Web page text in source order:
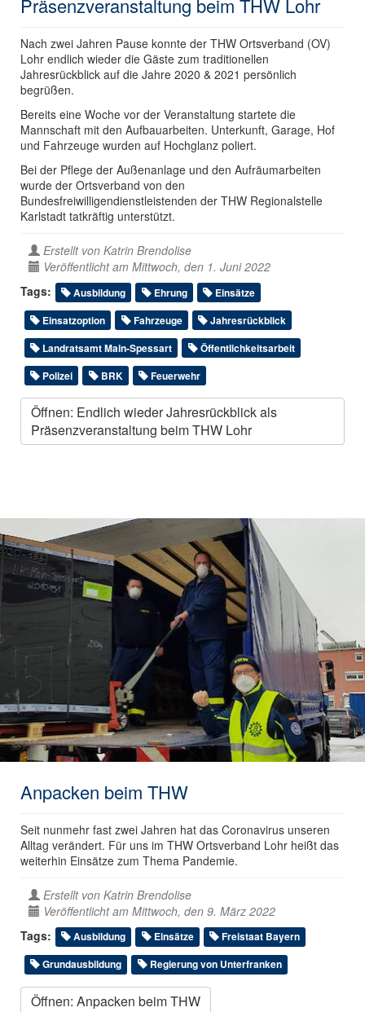
Präsenzveranstaltung beim THW Lohr
Nach zwei Jahren Pause konnte der THW Ortsverband (OV)
Lohr endlich wieder die Gäste zum traditionellen
Jahresrückblick auf die Jahre 2020 & 2021 persönlich
begrüßen.
Bereits eine Woche vor der Veranstaltung startete die
Mannschaft mit den Aufbauarbeiten. Unterkunft, Garage, Hof
und Fahrzeuge wurden auf Hochglanz poliert.
Bei der Pflege der Außenanlage und den Aufräumarbeiten
wurde der Ortsverband von den
Bundesfreiwilligendienstleistenden der THW Regionalstelle
Karlstadt tatkräftig unterstützt.
Erstellt von Katrin Brendolise
Veröffentlicht am Mittwoch, den 1. Juni 2022
Tags:
Ausbildung Ehrung
Einsätze
Einsatzoption
Fahrzeuge
Jahresrückblick
Landratsamt Main-Spessart
Öffentlichkeitsarbeit
Polizei
BRK Feuerwehr
Öffnen: Endlich wieder Jahresrückblick als
Präsenzveranstaltung beim THW Lohr
Anpacken beim THW
Seit nunmehr fast zwei Jahren hat das Coronavirus unseren
Alltag verändert. Für uns im THW Ortsverband Lohr heißt das
weiterhin Einsätze zum Thema Pandemie.
Erstellt von Katrin Brendolise
Veröffentlicht am Mittwoch, den 9. März 2022
Tags:
Ausbildung Einsätze
Freistaat Bayern
Grundausbildung
Regierung von Unterfranken
Öffnen: Anpacken beim THW